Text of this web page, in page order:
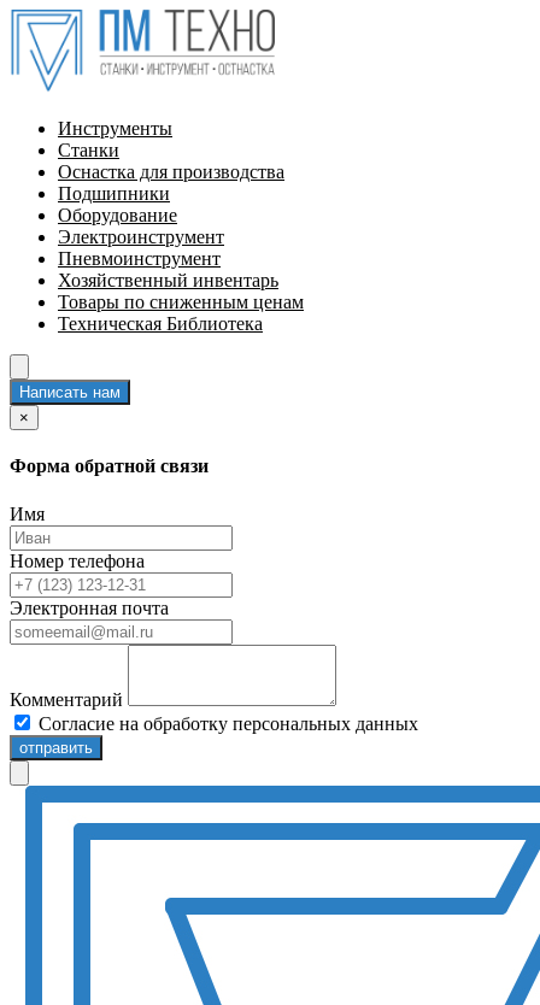
Инструменты
Станки
Оснастка для производства
Подшипники
Оборудование
Электроинструмент
Пневмоинструмент
Хозяйственный инвентарь
Товары по сниженным ценам
Техническая Библиотека
Написать нам
×
Форма обратной связи
Имя
Номер телефона
Электронная почта
Комментарий
Согласие на обработку персональных данных
отправить